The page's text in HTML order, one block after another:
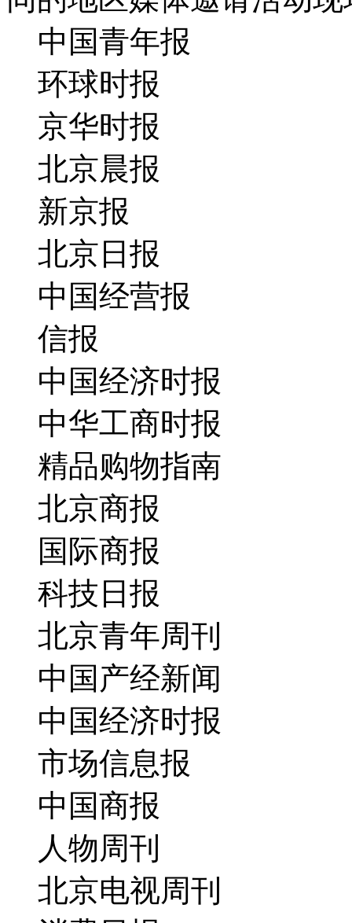
中国青年报
环球时报
京华时报
北京晨报
新京报
北京日报
中国经营报
信报
中国经济时报
中华工商时报
精品购物指南
北京商报
国际商报
科技日报
北京青年周刊
中国产经新闻
中国经济时报
市场信息报
中国商报
人物周刊
北京电视周刊